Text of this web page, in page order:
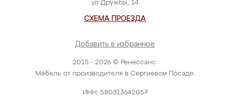
2015 - 2026 © Ренессанс.
Мебель от производителя в Сергиевом Посаде.
ИНН: 580313642057
ул Дружбы, 14
СХЕМА ПРОЕЗДА
Добавить в избранное